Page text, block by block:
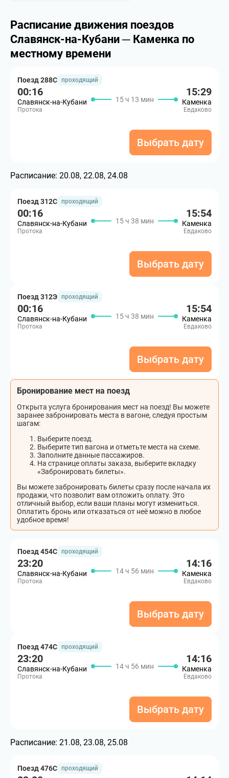
Расписание движения поездов
Славянск-на-Кубани ─ Каменка по
местному времени
Поезд 288С проходящий
00:16
Славянск-на-Кубани
Протока
15 ч 13 мин
15:29
Каменка
Евдаково
Выбрать дату
Расписание: 20.08, 22.08, 24.08
Поезд 312С проходящий
00:16
Славянск-на-Кубани
Протока
15 ч 38 мин
15:54
Каменка
Евдаково
Выбрать дату
Поезд 312Э проходящий
00:16
Славянск-на-Кубани
Протока
15 ч 38 мин
15:54
Каменка
Евдаково
Выбрать дату
Бронирование мест на поезд
Открыта услуга бронирования мест на поезд! Вы можете
заранее забронировать места в вагоне, следуя простым
шагам:
Выберите поезд.
Выберите тип вагона и отметьте места на схеме.
Заполните данные пассажиров.
На странице оплаты заказа, выберите вкладку
«Забронировать билеты».
Вы можете забронировать билеты сразу после начала их
продажи, что позволит вам отложить оплату. Это
отличный выбор, если ваши планы могут измениться.
Оплатить бронь или отказаться от неё можно в любое
удобное время!
Поезд 454С проходящий
23:20
Славянск-на-Кубани
Протока
14 ч 56 мин
14:16
Каменка
Евдаково
Выбрать дату
Поезд 474С проходящий
23:20
Славянск-на-Кубани
Протока
14 ч 56 мин
14:16
Каменка
Евдаково
Выбрать дату
Расписание: 21.08, 23.08, 25.08
Поезд 476С проходящий